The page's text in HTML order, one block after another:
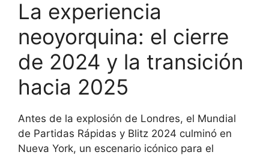
La experiencia
neoyorquina: el cierre
de 2024 y la transición
hacia 2025
Antes de la explosión de Londres, el Mundial
de Partidas Rápidas y Blitz 2024 culminó en
Nueva York, un escenario icónico para el